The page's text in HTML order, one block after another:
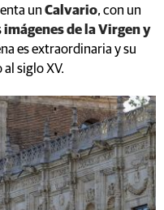
un Calvario, con un
imágenes de la Virgen y
es extraordinaria y su
siglo XV.